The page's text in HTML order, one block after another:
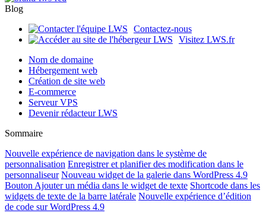
Blog
Contactez-nous
Visitez LWS.fr
Nom de domaine
Hébergement web
Création de site web
E-commerce
Serveur VPS
Devenir rédacteur LWS
Sommaire
Nouvelle expérience de navigation dans le système de
personnalisation Enregistrer et planifier des modification dans le
personnaliseur Nouveau widget de la galerie dans WordPress 4.9
Bouton Ajouter un média dans le widget de texte Shortcode dans les
widgets de texte de la barre latérale Nouvelle expérience d’édition
de code sur WordPress 4.9